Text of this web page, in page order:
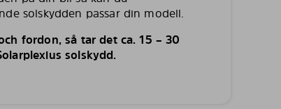
solskydden passar din modell.
fordon, så tar det ca. 15 – 30
solskydd.